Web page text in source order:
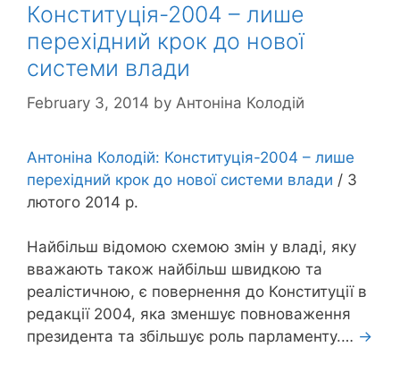
Конституція-2004 – лише
перехідний крок до нової
системи влади
February 3, 2014 by Антоніна Колодій
Антоніна Колодій: Конституція-2004 – лише
перехідний крок до нової системи влади / 3
лютого 2014 р.
Найбільш відомою схемою змін у владі, яку
вважають також найбільш швидкою та
реалістичною, є повернення до Конституції в
редакції 2004, яка зменшує повноваження
президента та збільшує роль парламенту.… →